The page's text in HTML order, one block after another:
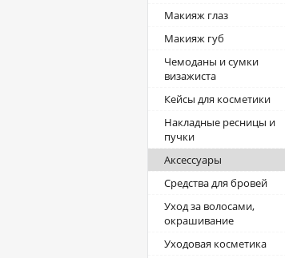
Макияж глаз
Макияж губ
Чемоданы и сумки
визажиста
Кейсы для косметики
Накладные ресницы и
пучки
Аксессуары
Средства для бровей
Уход за волосами,
окрашивание
Уходовая косметика